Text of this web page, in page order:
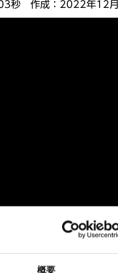
概要
秒 作成 2022年12月